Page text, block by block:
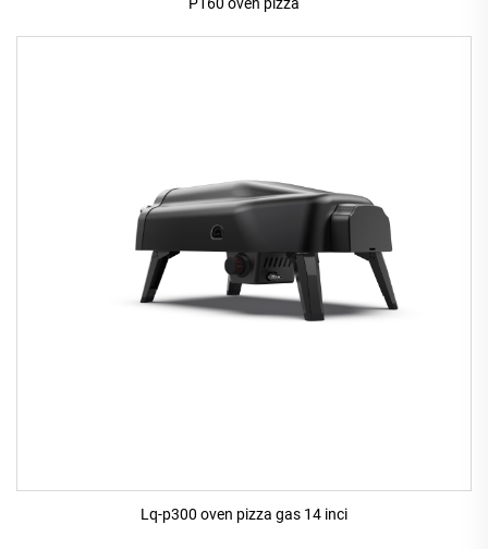
P160 oven pizza
Lq-p300 oven pizza gas 14 inci